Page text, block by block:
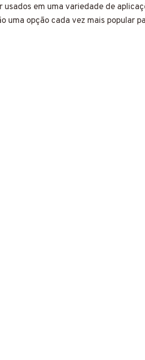
em uma variedade de
opção cada vez mais popular